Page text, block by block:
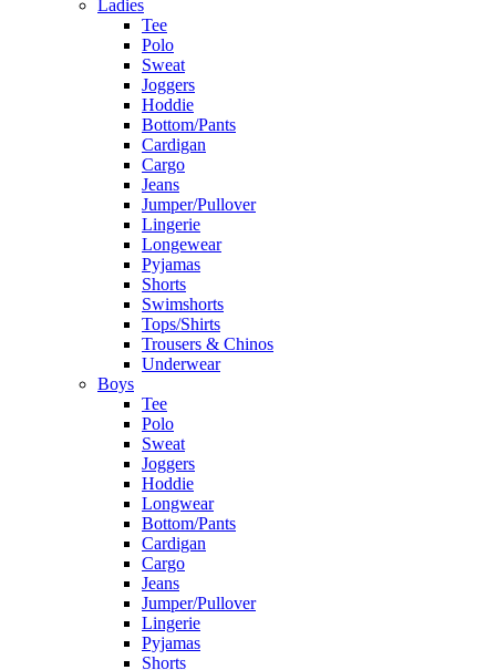
Ladies
Tee
Polo
Sweat
Joggers
Hoddie
Bottom/Pants
Cardigan
Cargo
Jeans
Jumper/Pullover
Lingerie
Longewear
Pyjamas
Shorts
Swimshorts
Tops/Shirts
Trousers & Chinos
Underwear
Boys
Tee
Polo
Sweat
Joggers
Hoddie
Longwear
Bottom/Pants
Cardigan
Cargo
Jeans
Jumper/Pullover
Lingerie
Pyjamas
Shorts